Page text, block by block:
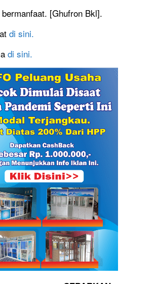
[Ghufron Bkl].
di sini.
di sini.